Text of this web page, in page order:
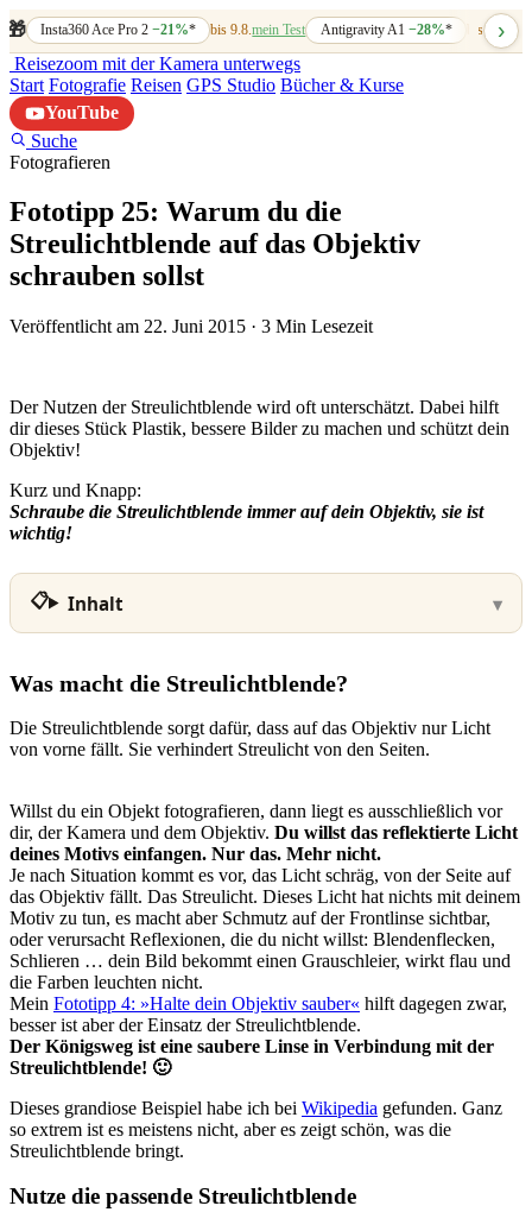
🎁 Insta360 Ace Pro 2−21%* bis 9.8.mein Test Antigravity A1 −28%* bis 7.8.
›
Reisezoom mit der Kamera unterwegs
Start Fotografie Reisen GPS Studio Bücher & Kurse
YouTube
Suche
Fotografieren
Fototipp 25: Warum du die
Streulichtblende auf das Objektiv
schrauben sollst
Veröffentlicht am 22. Juni 2015 · 3 Min Lesezeit
Der Nutzen der Streulichtblende wird oft unterschätzt. Dabei hilft
dir dieses Stück Plastik, bessere Bilder zu machen und schützt dein
Objektiv!
Kurz und Knapp:
Schraube die Streulichtblende immer auf dein Objektiv, sie ist
wichtig!
Inhalt
Was macht die Streulichtblende?
Die Streulichtblende sorgt dafür, dass auf das Objektiv nur Licht
von vorne fällt. Sie verhindert Streulicht von den Seiten.
Willst du ein Objekt fotografieren, dann liegt es ausschließlich vor
dir, der Kamera und dem Objektiv. Du willst das reflektierte Licht
deines Motivs einfangen. Nur das. Mehr nicht.
Je nach Situation kommt es vor, das Licht schräg, von der Seite auf
das Objektiv fällt. Das Streulicht. Dieses Licht hat nichts mit deinem
Motiv zu tun, es macht aber Schmutz auf der Frontlinse sichtbar,
oder verursacht Reflexionen, die du nicht willst: Blendenflecken,
Schlieren … dein Bild bekommt einen Grauschleier, wirkt flau und
die Farben leuchten nicht.
Mein Fototipp 4: »Halte dein Objektiv sauber« hilft dagegen zwar,
besser ist aber der Einsatz der Streulichtblende.
Der Königsweg ist eine saubere Linse in Verbindung mit der
Streulichtblende! 🙂
Dieses grandiose Beispiel habe ich bei Wikipedia gefunden. Ganz
so extrem ist es meistens nicht, aber es zeigt schön, was die
Streulichtblende bringt.
Nutze die passende Streulichtblende